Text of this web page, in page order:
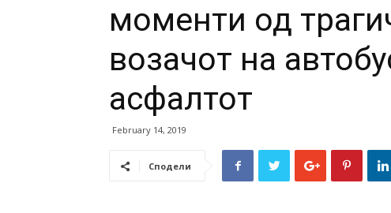
моменти од
возачот на
асфалтот
February 14, 2019
Сподели